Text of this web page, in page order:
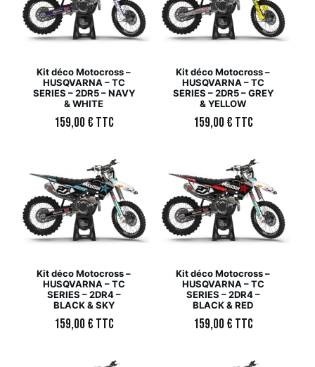
Kit déco Motocross –
HUSQVARNA – TC
SERIES – 2DR5 – NAVY
& WHITE
159,00€ TTC
Kit déco Motocross –
HUSQVARNA – TC
SERIES – 2DR5 – GREY
& YELLOW
159,00€ TTC
Kit déco Motocross –
HUSQVARNA – TC
SERIES – 2DR4 –
BLACK & SKY
159,00€ TTC
Kit déco Motocross –
HUSQVARNA – TC
SERIES – 2DR4 –
BLACK & RED
159,00€ TTC